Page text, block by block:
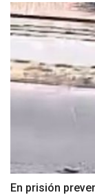
En prisión